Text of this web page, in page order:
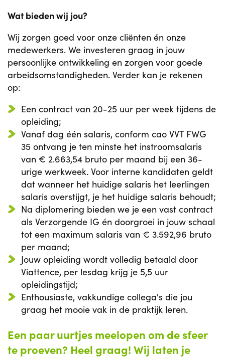
Wat bieden wij jou?
Wij zorgen goed voor onze cliënten én onze
medewerkers. We investeren graag in jouw
persoonlijke ontwikkeling en zorgen voor goede
arbeidsomstandigheden. Verder kan je rekenen
op:
Een contract van 20-25 uur per week tijdens de
opleiding;
Vanaf dag één salaris, conform cao VVT FWG
35 ontvang je ten minste het instroomsalaris
van € 2.663,54 bruto per maand bij een 36-
urige werkweek. Voor interne kandidaten geldt
dat wanneer het huidige salaris het leerlingen
salaris overstijgt, je het huidige salaris behoudt;
Na diplomering bieden we je een vast contract
als Verzorgende IG én doorgroei in jouw schaal
tot een maximum salaris van € 3.592,96 bruto
per maand;
Jouw opleiding wordt volledig betaald door
Viattence, per lesdag krijg je 5,5 uur
opleidingstijd;
Enthousiaste, vakkundige collega's die jou
graag het mooie vak in de praktijk leren.
Een paar uurtjes meelopen om de sfeer
te proeven? Heel graag! Wij laten je